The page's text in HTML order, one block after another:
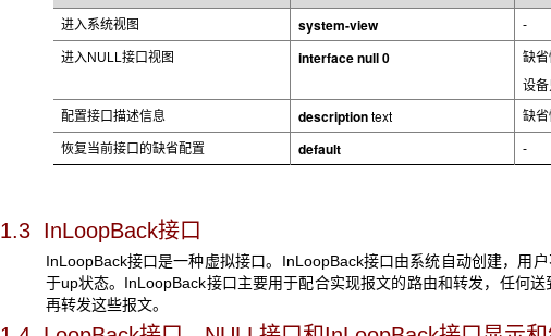
进入系统视图 system-view -
进入NULL接口视图 interface null 0 缺
设
配置接口描述信息 descriptiontext 缺
恢复当前接口的缺省配置 default -
1.3 InLoopBack接口
InLoopBack接口是一种虚拟接口。InLoopBack接口由系统自动创建，用
于up状态。InLoopBack接口主要用于配合实现报文的路由和转发，任何
再转发这些报文。